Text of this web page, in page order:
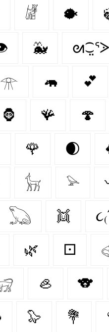
𓁈 🐡
🐳 ᘛ⁐̤ᕐᐷ
𓁿 🦛 💕
🦍 🪸 🍄‍
🌹 🌒
𓃴 𓅫
𓆏 👯
🌿 ⚀
🦪 🐨
🦭 💐